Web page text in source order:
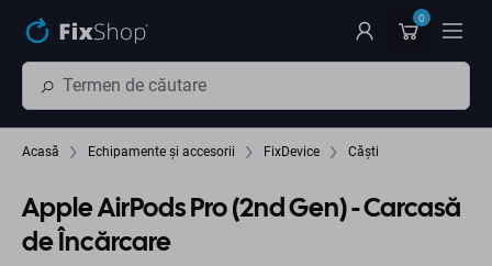
0
Acasă Echipamente și accesorii FixDevice Căști
Apple AirPods Pro (2nd Gen) - Carcasă
de Încărcare